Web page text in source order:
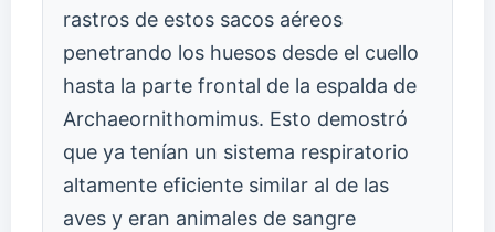
rastros de estos sacos aéreos
penetrando los huesos desde el cuello
hasta la parte frontal de la espalda de
Archaeornithomimus. Esto demostró
que ya tenían un sistema respiratorio
altamente eficiente similar al de las
aves y eran animales de sangre